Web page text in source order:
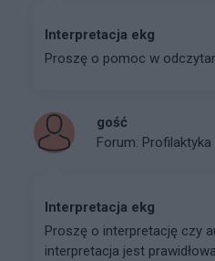
Interpretacja ekg
Proszę o pomoc w
gość
Forum: Profilaktyka
Interpretacja ekg
Proszę o interpretację czy
interpretacja jest